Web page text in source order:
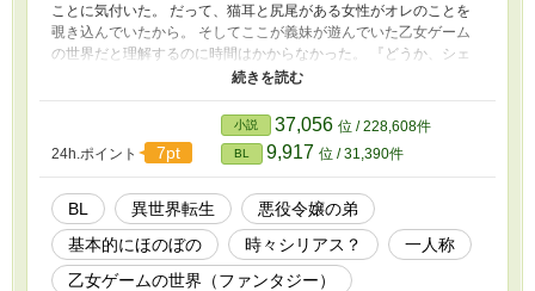
ことに気付いた。 だって、猫耳と尻尾がある女性がオレのことを
覗き込んでいたから。 そしてここが義妹が遊んでいた乙女ゲーム
の世界だと理解するのに時間はかからなかった。 『どうか、シェ
リルを救って欲しい』 なんて言われたけれど、救うってどうすれ
と関わり愛し合されていく話……のつもり。 CPは従者×主人公で
す。 ※『悪役令嬢の弟は辺境地でのんびり暮らしたい』を再構成
しました。
24h.ポイント 7pt
小説 37,056 位 / 228,608件
BL 9,917 位 / 31,390件
BL 異世界転生
悪役令嬢の弟
基本的にほのぼの
時々シリアス？
一人称
乙女ゲームの世界（ファンタジー）